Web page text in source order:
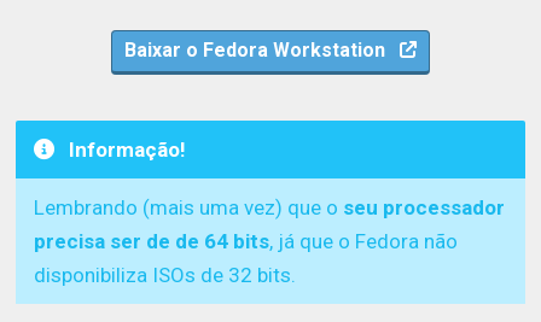
Baixar o Fedora Workstation
Informação!
Lembrando (mais uma vez) que o seu processador
precisa ser de de 64 bits, já que o Fedora não
disponibiliza ISOs de 32 bits.